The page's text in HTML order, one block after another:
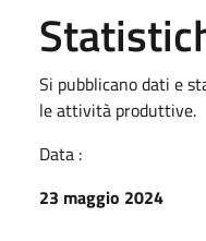
Si pubblicano dati e
le attività produttive.
Data :
23 maggio 2024